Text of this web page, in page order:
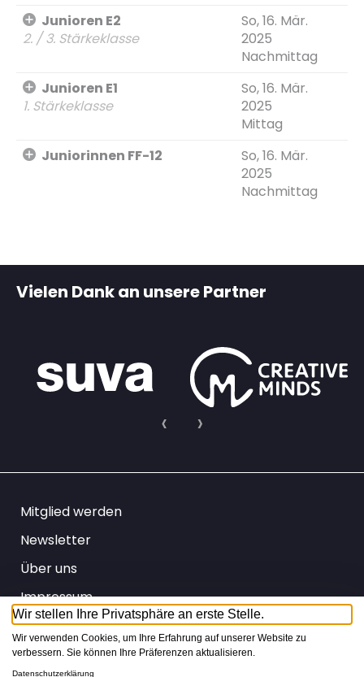
Junioren E2
2. / 3. Stärkeklasse
So, 16. Mär.
2025
Nachmittag
Junioren E1
1. Stärkeklasse
So, 16. Mär.
2025
Mittag
Juniorinnen FF-12
So, 16. Mär.
2025
Nachmittag
Vielen Dank an unsere Partner
Mitglied werden
Newsletter
Über uns
Impressum
Datenschutz
AGB
Wir stellen Ihre Privatsphäre an erste Stelle.
Wir verwenden Cookies, um Ihre Erfahrung auf unserer Website zu
verbessern. Sie können Ihre Präferenzen aktualisieren.
Datenschutzerklärung